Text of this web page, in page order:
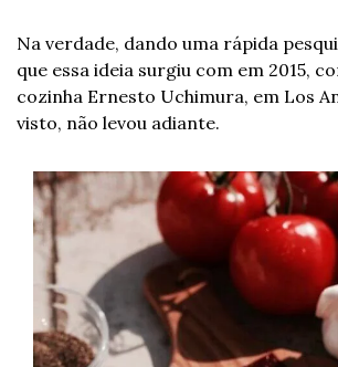
Na verdade, dando uma rápida
que essa ideia surgiu com em 2015,
cozinha Ernesto Uchimura, em Los
visto, não levou adiante.